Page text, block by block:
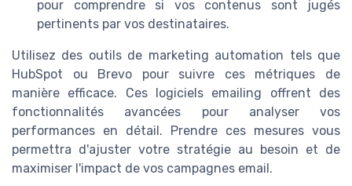
pour comprendre si vos contenus sont jugés
pertinents par vos destinataires.
Utilisez des outils de marketing automation tels que
HubSpot ou Brevo pour suivre ces métriques de
manière efficace. Ces logiciels emailing offrent des
fonctionnalités avancées pour analyser vos
performances en détail. Prendre ces mesures vous
permettra d'ajuster votre stratégie au besoin et de
maximiser l'impact de vos campagnes email.